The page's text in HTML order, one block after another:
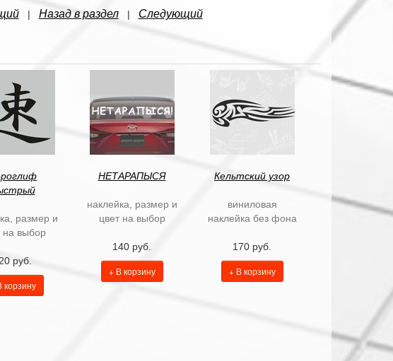
| Назад в раздел| Следующий
размер и
на выбор
руб.
корзину
НЕТАРАПЫСЯ
наклейка, размер и
цвет на выбор
140 руб.
+ В корзину
Кельтский узор
виниловая
наклейка без фона
170 руб.
+ В корзину